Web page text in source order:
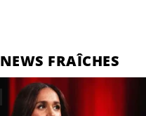
NEWS FRAÎCHES